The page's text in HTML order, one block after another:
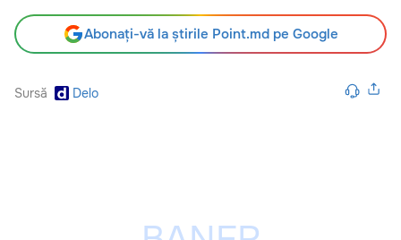
Abonați-vă la știrile Point.md pe Google
Sursă Delo